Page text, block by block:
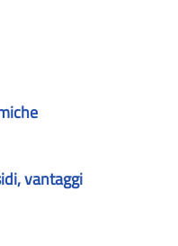
vantaggi